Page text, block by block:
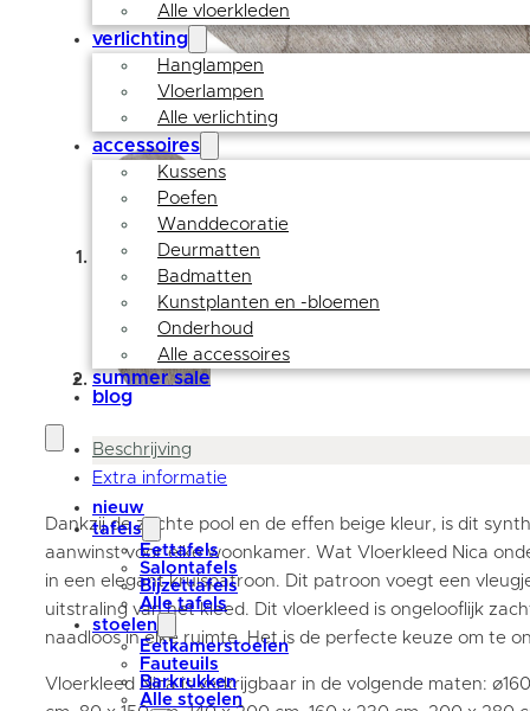
Alle vloerkleden
verlichting
Hanglampen
Vloerlampen
Alle verlichting
accessoires
Kussens
Poefen
Wanddecoratie
Deurmatten
Badmatten
Kunstplanten en -bloemen
Onderhoud
Alle accessoires
summer sale
blog
nieuw
tafels
Eettafels
Salontafels
Bijzettafels
Alle tafels
stoelen
Eetkamerstoelen
Fauteuils
Barkrukken
Alle stoelen
Beschrijving
Extra informatie
Dankzij de zachte pool en de effen beige kleur, is dit
aanwinst voor elke woonkamer. Wat Vloerkleed Nica
in een elegant kruispatroon. Dit patroon voegt een
uitstraling van het kleed. Dit vloerkleed is ongelooflijk
naadloos in elke ruimte. Het is de perfecte keuze om te
Vloerkleed Nica is verkrijgbaar in de volgende maten: